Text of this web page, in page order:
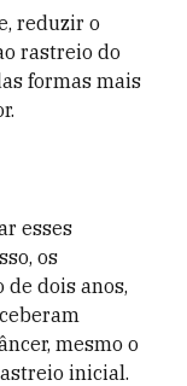
reduzir o
rastreio do
formas mais
esses
os
de dois anos,
mesmo o
inicial.